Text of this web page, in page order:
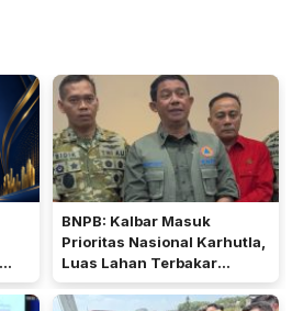
BNPB: Kalbar Masuk
Prioritas Nasional Karhutla,
Luas Lahan Terbakar
Peringkat Keempat